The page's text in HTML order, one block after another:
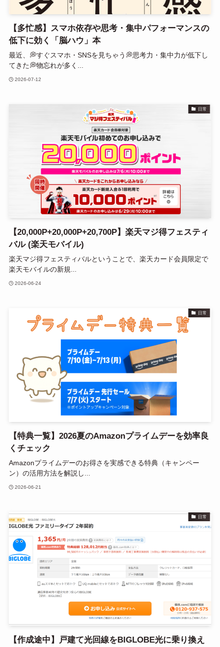
【多忙感】スマホ依存や思考・集中パフォーマンスの
低下に効く「脳ハウ」本
最近、💭すぐスマホ・SNSを見ちゃう💭思考力・集中力が低下し
てきた💭物忘れが多く...
2026-07-12
日常
【20,000P+20,000P+20,700P】楽天マジ得フェスティ
バル (楽天モバイル)
楽天マジ得フェスティバルということで、楽天カード会員限定で
楽天モバイルの新規...
2026-06-24
日常
【特典一覧】2026夏のAmazonプライムデーを効率良
くチェック
Amazonプライムデーのお得さを実感できる特典（キャンペー
ン）の活用方法を解説し...
2026-06-21
日常
【作成途中】戸建て光回線をBIGLOBE光に乗り換え